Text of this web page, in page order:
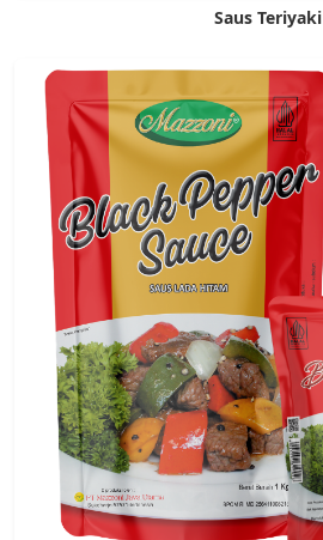
Saus Teriyaki